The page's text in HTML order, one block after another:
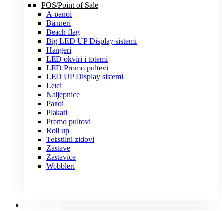
POS/Point of Sale
A-panoi
Banneri
Beach flag
Big LED UP Display sistemi
Hangeri
LED okviri i totemi
LED Promo pultevi
LED UP Display sistemi
Letci
Naljepnice
Panoi
Plakati
Promo pultovi
Roll up
Tekstilni zidovi
Zastave
Zastavice
Wobbleri